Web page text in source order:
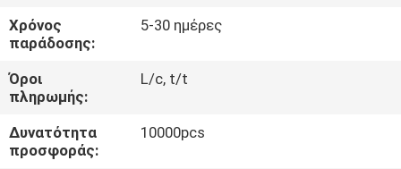
ΕΙΔΉΣΕΙΣ
ΖΗΤΉΣΤΕ
ΈΝΑ
ΑΠΌΣΠΑΣΜΑ
Χρόνος
παράδοσης:
5-30 ημέρες
Όροι
πληρωμής:
L/c, t/t
Δυνατότητα
προσφοράς:
10000pcs